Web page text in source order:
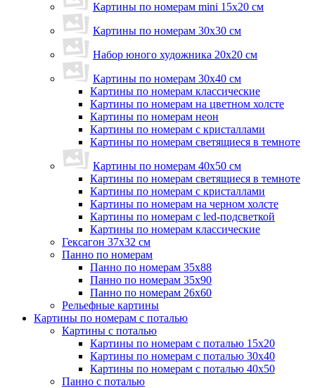
Картины по номерам mini 15х20 см
Картины по номерам 30x30 см
Набор юного художника 20х20 см
Картины по номерам 30х40 см
Картины по номерам классические
Картины по номерам на цветном холсте
Картины по номерам неон
Картины по номерам с кристаллами
Картины по номерам светящиеся в темноте
Картины по номерам 40х50 см
Картины по номерам светящиеся в темноте
Картины по номерам с кристаллами
Картины по номерам на черном холсте
Картины по номерам с led-подсветкой
Картины по номерам классические
Гексагон 37х32 см
Панно по номерам
Панно по номерам 35х88
Панно по номерам 35х90
Панно по номерам 26х60
Рельефные картины
Картины по номерам с поталью
Картины с поталью
Картины по номерам с поталью 15х20
Картины по номерам с поталью 30х40
Картины по номерам с поталью 40х50
Панно с поталью